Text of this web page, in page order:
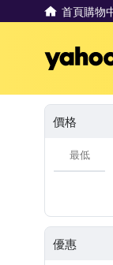
首頁購物
價格
優惠